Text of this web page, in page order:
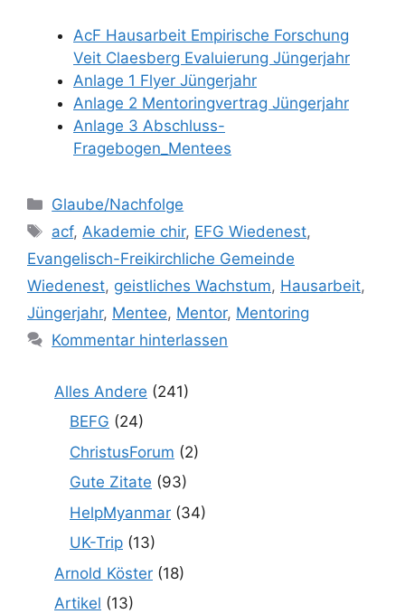
AcF Hausarbeit Empirische Forschung
Veit Claesberg Evaluierung Jüngerjahr
Anlage 1 Flyer Jüngerjahr
Anlage 2 Mentoringvertrag Jüngerjahr
Anlage 3 Abschluss-
Fragebogen_Mentees
Kategorien
Glaube/Nachfolge
Schlagwörter
acf, Akademie chir, EFG Wiedenest,
Evangelisch-Freikirchliche Gemeinde
Wiedenest, geistliches Wachstum, Hausarbeit,
Jüngerjahr, Mentee, Mentor, Mentoring
Kommentar hinterlassen
Alles Andere (241)
BEFG (24)
ChristusForum (2)
Gute Zitate (93)
HelpMyanmar (34)
UK-Trip (13)
Arnold Köster (18)
Artikel (13)